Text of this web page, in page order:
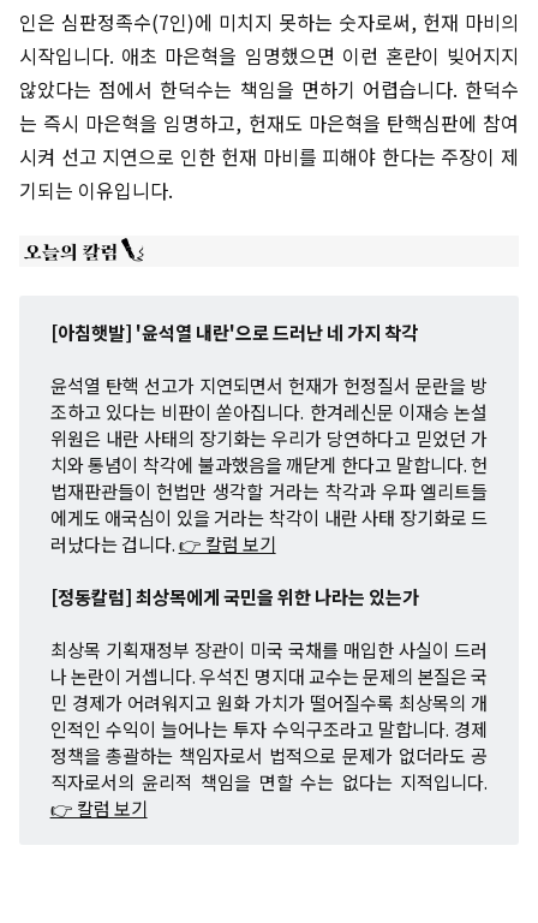
인은 심판정족수(7인)에 미치지 못하는 숫자로써, 헌재 마비의
시작입니다. 애초 마은혁을 임명했으면 이런 혼란이 빚어지지
않았다는 점에서 한덕수는 책임을 면하기 어렵습니다. 한덕수
는 즉시 마은혁을 임명하고, 헌재도 마은혁을 탄핵심판에 참여
시켜 선고 지연으로 인한 헌재 마비를 피해야 한다는 주장이 제
기되는 이유입니다.
[아침햇발] '윤석열 내란'으로 드러난 네 가지 착각
윤석열 탄핵 선고가 지연되면서 헌재가 헌정질서 문란을 방
조하고 있다는 비판이 쏟아집니다. 한겨레신문 이재승 논설
위원은 내란 사태의 장기화는 우리가 당연하다고 믿었던 가
치와 통념이 착각에 불과했음을 깨닫게 한다고 말합니다. 헌
법재판관들이 헌법만 생각할 거라는 착각과 우파 엘리트들
에게도 애국심이 있을 거라는 착각이 내란 사태 장기화로 드
러났다는 겁니다.👉 칼럼 보기
[정동칼럼] 최상목에게 국민을 위한 나라는 있는가
최상목 기획재정부 장관이 미국 국채를 매입한 사실이 드러
나 논란이 거셉니다. 우석진 명지대 교수는 문제의 본질은 국
민 경제가 어려워지고 원화 가치가 떨어질수록 최상목의 개
인적인 수익이 늘어나는 투자 수익구조라고 말합니다. 경제
정책을 총괄하는 책임자로서 법적으로 문제가 없더라도 공
직자로서의 윤리적 책임을 면할 수는 없다는 지적입니다.
👉 칼럼 보기